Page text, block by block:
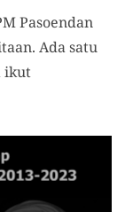
Pasoendan
Ada satu
ikut